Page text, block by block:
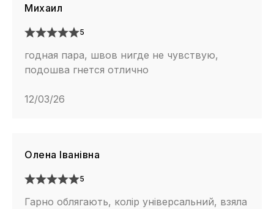
Михаил
5
годная пара, швов нигде не чувствую,
подошва гнется отлично
12/03/26
Олена Іванівна
5
Гарно облягають, колір універсальний, взяла